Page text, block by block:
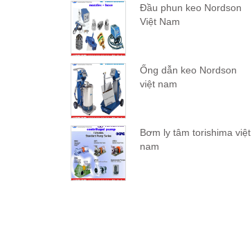
Đầu phun keo Nordson
Việt Nam
Ống dẫn keo Nordson
việt nam
Bơm ly tâm torishima việt
nam